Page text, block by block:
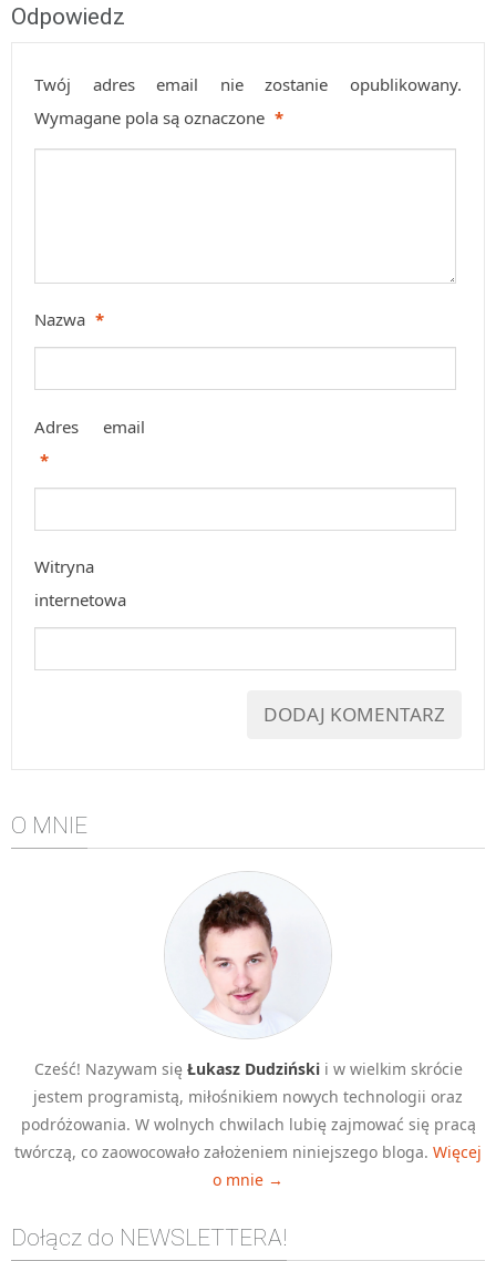
Odpowiedz
Twój adres email nie zostanie opublikowany.
Wymagane pola są oznaczone *
Nazwa *
Adres email
*
Witryna
internetowa
O MNIE
Cześć! Nazywam się Łukasz Dudzińskii w wielkim skrócie
jestem programistą, miłośnikiem nowych technologii oraz
podróżowania. W wolnych chwilach lubię zajmować się pracą
twórczą, co zaowocowało założeniem niniejszego bloga. Więcej
o mnie →
Dołącz do NEWSLETTERA!